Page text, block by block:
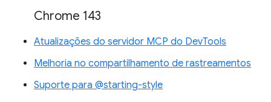
Chrome 143
Atualizações do servidor MCP do DevTools
Melhoria no compartilhamento de rastreamentos
Suporte para @starting-style